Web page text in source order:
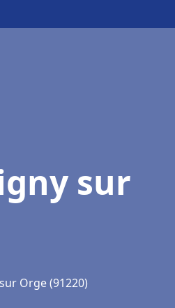
sur
Orge (91220)